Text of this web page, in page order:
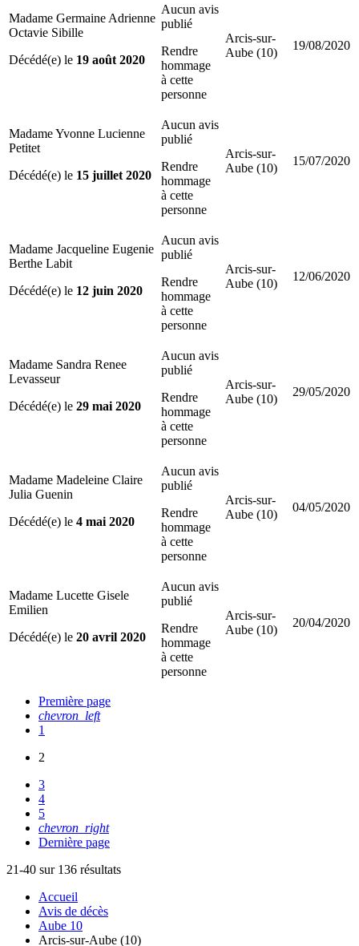
Madame Germaine Adrienne
Octavie Sibille
Décédé(e) le 19 août 2020
Aucun avis
publié
Rendre
hommage
à cette
personne
Arcis-sur-
Aube (10)
19/08/2020
Madame Yvonne Lucienne
Petitet
Décédé(e) le 15 juillet 2020
Aucun avis
publié
Rendre
hommage
à cette
personne
Arcis-sur-
Aube (10)
15/07/2020
Madame Jacqueline Eugenie
Berthe Labit
Décédé(e) le 12 juin 2020
Aucun avis
publié
Rendre
hommage
à cette
personne
Arcis-sur-
Aube (10)
12/06/2020
Madame Sandra Renee
Levasseur
Décédé(e) le 29 mai 2020
Aucun avis
publié
Rendre
hommage
à cette
personne
Arcis-sur-
Aube (10)
29/05/2020
Madame Madeleine Claire
Julia Guenin
Décédé(e) le 4 mai 2020
Aucun avis
publié
Rendre
hommage
à cette
personne
Arcis-sur-
Aube (10)
04/05/2020
Madame Lucette Gisele
Emilien
Décédé(e) le 20 avril 2020
Aucun avis
publié
Rendre
hommage
à cette
personne
Arcis-sur-
Aube (10)
20/04/2020
Première page
chevron_left
1
2
3
4
5
chevron_right
Dernière page
21-40 sur 136 résultats
Accueil
Avis de décès
Aube 10
Arcis-sur-Aube (10)